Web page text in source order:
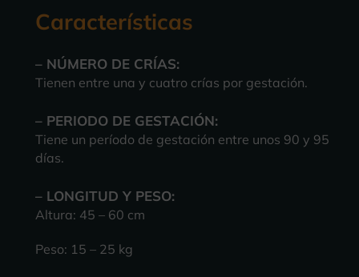
Características
– NÚMERO DE CRÍAS:
Tienen entre una y cuatro crías por gestación.
– PERIODO DE GESTACIÓN:
Tiene un período de gestación entre unos 90 y 95
días.
– LONGITUD Y PESO:
Altura: 45 – 60 cm
Peso: 15 – 25 kg